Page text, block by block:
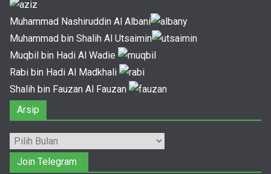
Muhammad Nashiruddin Al Albani
Muhammad bin Shalih Al Utsaimin
Muqbil bin Hadi Al Wadie
Rabi bin Hadi Al Madkhali
Shalih bin Fauzan Al Fauzan
Arsip
Arsip
Join Telegram :